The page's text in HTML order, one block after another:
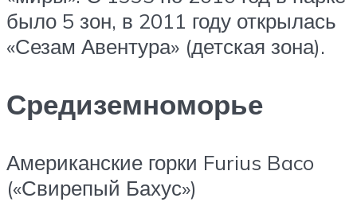
было 5 зон, в 2011 году открылась
«Сезам Авентура» (детская зона).
Средиземноморье
Американские горки Furius Baco
(«Свирепый Бахус»)